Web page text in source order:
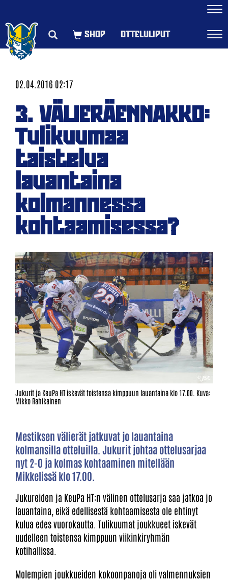
OTTELULIPUT
02.04.2016 02:17
3. VÄLIERÄENNAKKO:
Tulikuumaa
taistelua
lauantaina
kolmannessa
kohtaamisessa?
Jukurit ja KeuPa HT iskevät toistensa kimppuun lauantaina klo 17.00. Kuva:
Mikko Rahikainen
Mestiksen välierät jatkuvat jo lauantaina
kolmansilla otteluilla. Jukurit johtaa ottelusarjaa
nyt 2-0 ja kolmas kohtaaminen mitellään
Mikkelissä klo 17.00.
Jukureiden ja KeuPa HT:n välinen ottelusarja saa jatkoa jo
lauantaina, eikä edellisestä kohtaamisesta ole ehtinyt
kulua edes vuorokautta. Tulikuumat joukkueet iskevät
uudelleen toistensa kimppuun viikinkiryhmän
kotihallissa.
Molempien joukkueiden kokoonpanoja oli valmennuksien